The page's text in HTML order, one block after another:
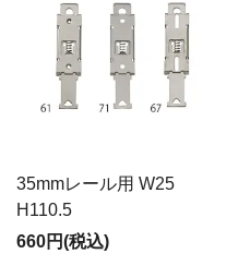
35mmレール用 W25
H110.5
660円(税込)